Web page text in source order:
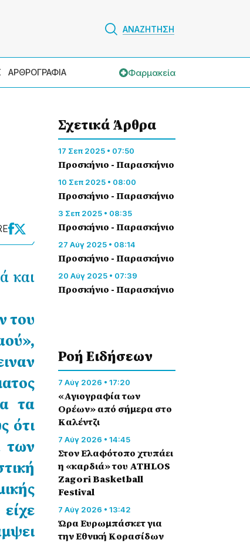
ΑΝΑΖΗΤΗΣΗ
ΑΡΘΡΟΓΡΑΦΙΑ Φαρμακεία
και
του
τα
ότι
των
Σχετικά Άρθρα
17 Σεπ 2025 • 07:50
Προσκήνιο - Παρασκήνιο
10 Σεπ 2025 • 08:00
Προσκήνιο - Παρασκήνιο
3 Σεπ 2025 • 08:35
Προσκήνιο - Παρασκήνιο
27 Αύγ 2025 • 08:14
Προσκήνιο - Παρασκήνιο
20 Αύγ 2025 • 07:39
Προσκήνιο - Παρασκήνιο
Ροή Eιδήσεων
7 Αύγ 2026 • 17:20
«Αγιογραφία των
Ορέων» από σήμερα στο
Καλέντζι
7 Αύγ 2026 • 14:45
Στον Ελαφότοπο χτυπάει
η «καρδιά» του ATHLOS
Zagori Basketball
Festival
7 Αύγ 2026 • 13:42
Ώρα Ευρωμπάσκετ για
την Εθνική Κορασίδων